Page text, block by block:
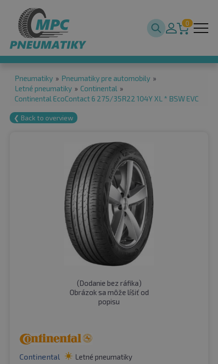
0
Pneumatiky » Pneumatiky pre automobily »
Letné pneumatiky » Continental »
Continental EcoContact 6 275/35R22 104Y XL * BSW EVC
❮ Back to overview
(Dodanie bez ráfika)
Obrázok sa môže líšiť od
popisu
Continental Letné pneumatiky